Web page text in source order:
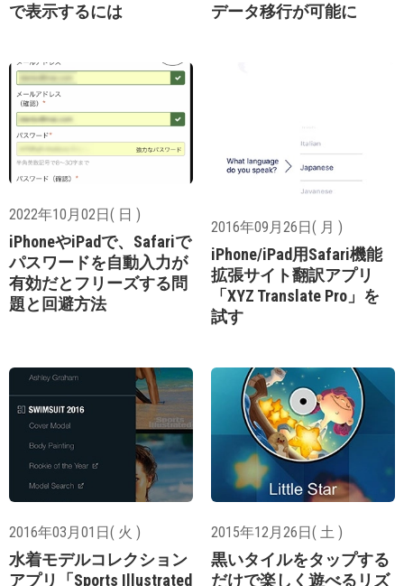
で表示するには
データ移行が可能に
2022年10月02日( 日 )
iPhoneやiPadで、Safariで
パスワードを自動入力が
有効だとフリーズする問
題と回避方法
2016年09月26日( 月 )
iPhone/iPad用Safari機能
拡張サイト翻訳アプリ
「XYZ Translate Pro」を
試す
2016年03月01日( 火 )
水着モデルコレクション
アプリ「Sports Illustrated
2015年12月26日( 土 )
黒いタイルをタップする
だけで楽しく遊べるリズ